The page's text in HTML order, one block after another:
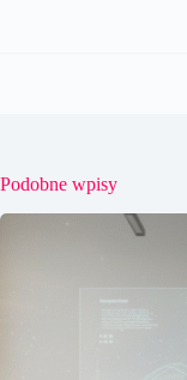
Podobne wpisy